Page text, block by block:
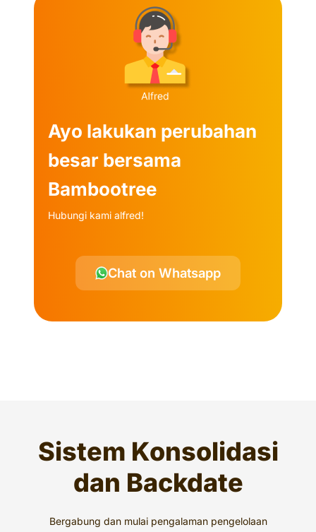
Ayo lakukan perubahan
besar bersama
Bambootree
Hubungi kami alfred!
Chat on Whatsapp
Sistem Konsolidasi
dan Backdate
Bergabung dan mulai pengalaman pengelolaan